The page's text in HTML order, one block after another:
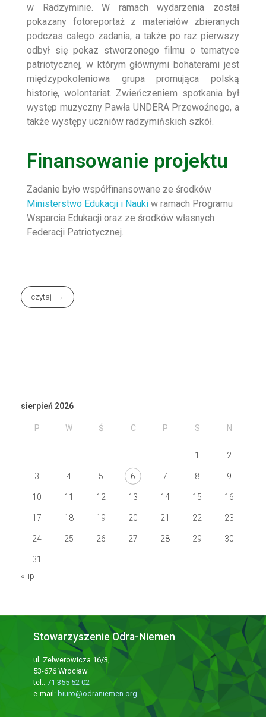
w Radzyminie. W ramach wydarzenia został
pokazany fotoreportaż z materiałów zbieranych
podczas całego zadania, a także po raz pierwszy
odbył się pokaz stworzonego filmu o tematyce
patriotycznej, w którym głównymi bohaterami jest
międzypokoleniowa grupa promująca polską
historię, wolontariat. Zwieńczeniem spotkania był
występ muzyczny Pawła UNDERA Przewoźnego, a
także występy uczniów radzymińskich szkół.
Finansowanie projektu
Zadanie było współfinansowane ze środków
Ministerstwo Edukacji i Nauki w ramach Programu
Wsparcia Edukacji oraz ze środków własnych
Federacji Patriotycznej.
czytaj
sierpień 2026
P W Ś C P S N
1 2
3 4 5 6 7 8 9
10 11 12 13 14 15 16
17 18 19 20 21 22 23
24 25 26 27 28 29 30
31
« lip
Stowarzyszenie Odra-Niemen
ul. Zelwerowicza 16/3,
53-676 Wrocław
tel.: 71 355 52 02
e-mail: biuro@odraniemen.org